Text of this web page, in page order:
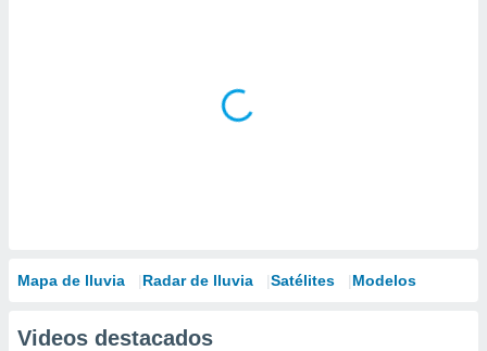
Mapa de lluvia Radar de lluvia Satélites Modelos
Videos destacados